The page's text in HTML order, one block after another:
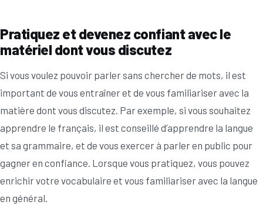
Pratiquez et devenez confiant avec le
matériel dont vous discutez
Si vous voulez pouvoir parler sans chercher de mots, il est
important de vous entraîner et de vous familiariser avec la
matière dont vous discutez. Par exemple, si vous souhaitez
apprendre le français, il est conseillé d’apprendre la langue
et sa grammaire, et de vous exercer à parler en public pour
gagner en confiance. Lorsque vous pratiquez, vous pouvez
enrichir votre vocabulaire et vous familiariser avec la langue
en général.